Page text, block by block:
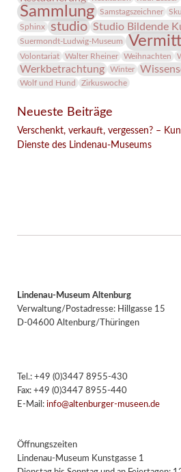
Sammlung Samstagszeichner
Sphinx
studio Studio Bildende
Suermondt-Ludwig-Museum
Volontariat
Walter Rheiner Weihnachten
Werkbetrachtung Winter
Wolf und Hund
Zirkuswoche
Neueste Beiträge
Verschenkt, verkauft, vergessen? –
Dienste des Lindenau-Museums
Lindenau-Museum Altenburg
Verwaltung/Postadresse: Hillgasse 15
D-04600 Altenburg/Thüringen
Tel.: +49 (0)3447 8955-430
Fax: +49 (0)3447 8955-440
E-Mail: info@altenburger-museen.de
Öffnungszeiten
Lindenau-Museum Kunstgasse 1